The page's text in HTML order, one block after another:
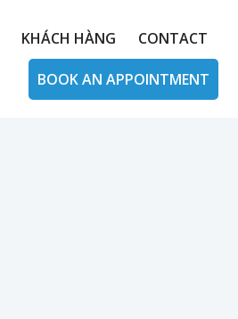
KHÁCH HÀNG CONTACT
BOOK AN APPOINTMENT